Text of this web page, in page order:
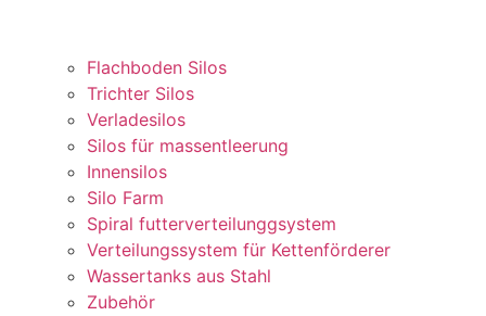
Flachboden Silos
Trichter Silos
Verladesilos
Silos für massentleerung
Innensilos
Silo Farm
Spiral futterverteilunggsystem
Verteilungssystem für Kettenförderer
Wassertanks aus Stahl
Zubehör